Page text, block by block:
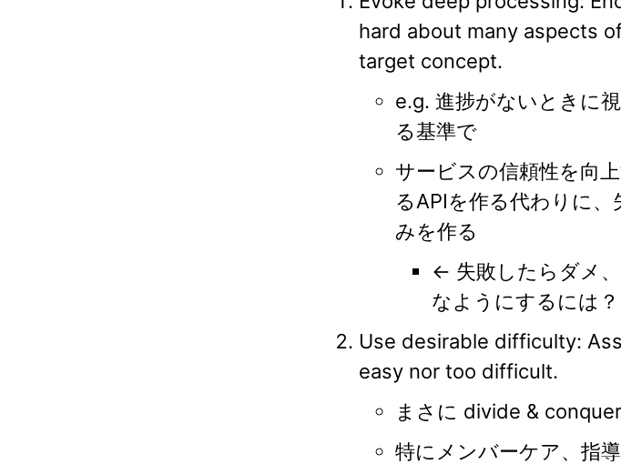
hard about many aspects
target concept.
e.g. 進捗がないときに
る基準で
サービスの信頼性を向
るAPIを作る代わりに
みを作る
← 失敗したらダメ
なようにするには？
Use desirable difficulty:
easy nor too difficult.
まさに divide & conquer
特にメンバーケア、指